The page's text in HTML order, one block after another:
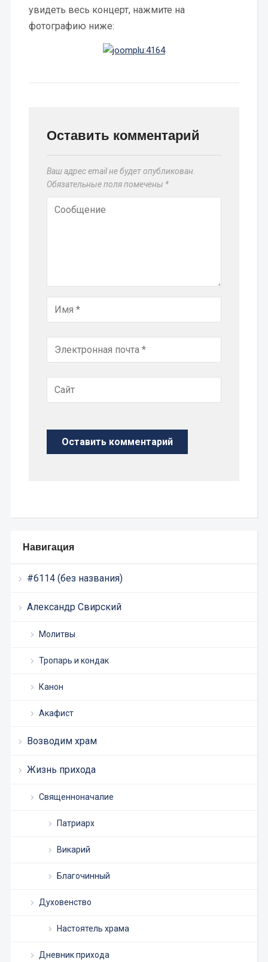
Навигация
#6114 (без названия)
Александр Свирский
Молитвы
Тропарь и кондак
Канон
Акафист
Возводим храм
Жизнь прихода
Священноначалие
Патриарх
Викарий
Благочинный
Духовенство
Настоятель храма
Дневник прихода
увидеть весь концерт, нажмите на
фотографию ниже:
Оставить комментарий
Ваш адрес email не будет опубликован.
Обязательные поля помечены *